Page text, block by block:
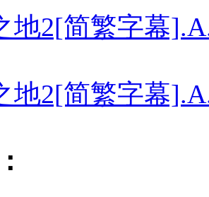
地2[简繁字幕
地2[简繁字幕